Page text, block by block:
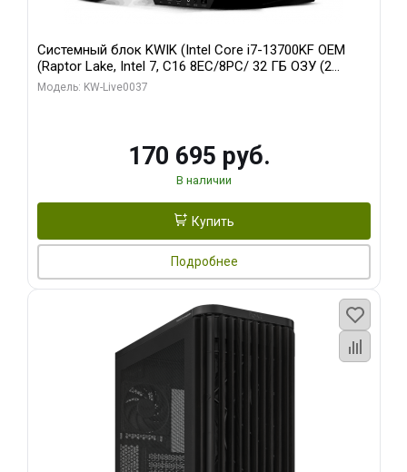
Системный блок KWIK (Intel Core i7-13700KF OEM
(Raptor Lake, Intel 7, C16 8EC/8PC/ 32 ГБ ОЗУ (2
модуля)/ Gigabyte RTX5070 AERO OC 12GB GDDR7
Модель: KW-Live0037
170 695 руб.
В наличии
Купить
Подробнее